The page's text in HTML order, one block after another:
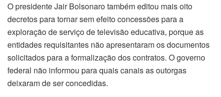
O presidente Jair Bolsonaro também editou mais oito
decretos para tornar sem efeito concessões para a
exploração de serviço de televisão educativa, porque as
entidades requisitantes não apresentaram os documentos
solicitados para a formalização dos contratos. O governo
federal não informou para quais canais as outorgas
deixaram de ser concedidas.